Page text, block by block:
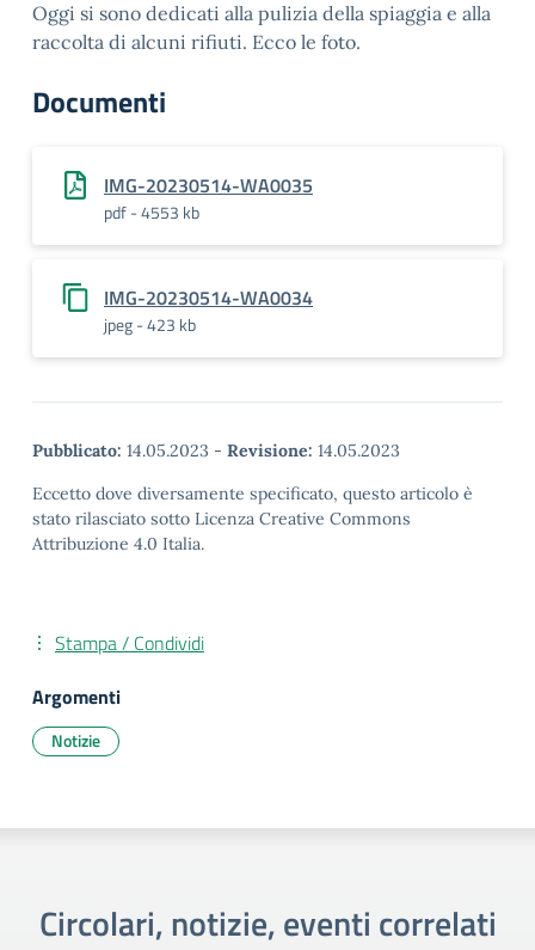
Oggi si sono dedicati alla pulizia della spiaggia e alla
raccolta di alcuni rifiuti. Ecco le foto.
Documenti
IMG-20230514-WA0035
pdf - 4553 kb
IMG-20230514-WA0034
jpeg - 423 kb
Pubblicato: 14.05.2023 - Revisione: 14.05.2023
Eccetto dove diversamente specificato, questo articolo è
stato rilasciato sotto Licenza Creative Commons
Attribuzione 4.0 Italia.
Stampa / Condividi
Argomenti
Notizie
Circolari, notizie, eventi correlati